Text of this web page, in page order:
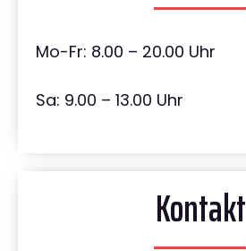
Mo-Fr: 8.00 – 20.00 Uhr
Sa: 9.00 – 13.00 Uhr
Kontakt